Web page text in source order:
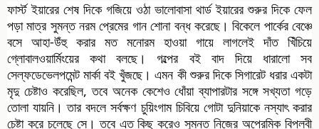
ফার্স্ট ইয়ারের শেষ দিকে গজিয়ে ওঠা ভালোবাসা থার্ড ইয়ারের শুরুর দিকে ফেল
পড়া মাত্র সুমন্ত নরম প্রেমের গান শোনা বন্ধ করেছে। বিকেলে পার্কের বেঞ্চে
বসে আহা-উঁহু করার মত মনোরম হাওয়া গায়ে লাগলেই দাঁত খিঁচিয়ে
গ্লোবালওয়ার্মিংয়ের কথা বলছে। গল্পের বই বাদ দিয়ে ধারালো সব
সেল্ফডেভেলপমেন্ট মার্কা বই খুঁজছে। এমন কী শুরুর দিকে সিগারেট ধরার একটা
মৃদু চেষ্টাও করেছিল, তবে অনেক কেশেও ধোঁয়া ব্যাপারটার সঙ্গে সখ্যতা গড়ে
তোলা যায়নি। তার বদলে সর্বক্ষণ চুয়িংগাম চিবিয়ে গোটা দুনিয়াকে নস্যাৎ করার
চেষ্টা করে চলেছে সে। তবে এত কিছু করেও সুমন্ত নিজের অপ্রেমিক বিপ্লবী